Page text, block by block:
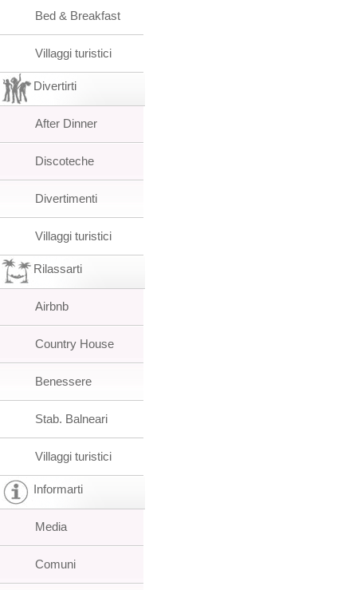
Bed & Breakfast
Villaggi turistici
Divertirti
After Dinner
Discoteche
Divertimenti
Villaggi turistici
Rilassarti
Airbnb
Country House
Benessere
Stab. Balneari
Villaggi turistici
Informarti
Media
Comuni